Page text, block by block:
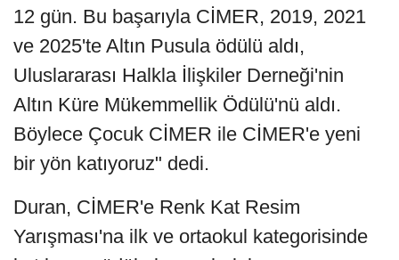
12 gün. Bu başarıyla CİMER, 2019, 2021
ve 2025'te Altın Pusula ödülü aldı,
Uluslararası Halkla İlişkiler Derneği'nin
Altın Küre Mükemmellik Ödülü'nü aldı.
Böylece Çocuk CİMER ile CİMER'e yeni
bir yön katıyoruz" dedi.
Duran, CİMER'e Renk Kat Resim
Yarışması'na ilk ve ortaokul kategorisinde